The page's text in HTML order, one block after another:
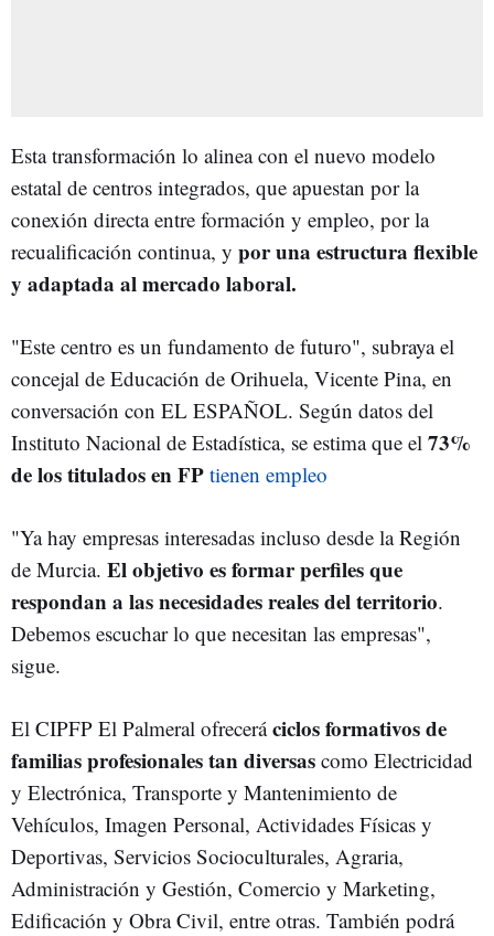
Esta transformación lo alinea con el nuevo modelo
estatal de centros integrados, que apuestan por la
conexión directa entre formación y empleo, por la
recualificación continua, y por una estructura flexible
y adaptada al mercado laboral.
"Este centro es un fundamento de futuro", subraya el
concejal de Educación de Orihuela, Vicente Pina, en
conversación con EL ESPAÑOL. Según datos del
Instituto Nacional de Estadística, se estima que el 73%
de los titulados en FP tienen empleo
"Ya hay empresas interesadas incluso desde la Región
de Murcia. El objetivo es formar perfiles que
respondan a las necesidades reales del territorio.
Debemos escuchar lo que necesitan las empresas",
sigue.
El CIPFP El Palmeral ofreceráciclos formativos de
familias profesionales tan diversas como Electricidad
y Electrónica, Transporte y Mantenimiento de
Vehículos, Imagen Personal, Actividades Físicas y
Deportivas, Servicios Socioculturales, Agraria,
Administración y Gestión, Comercio y Marketing,
Edificación y Obra Civil, entre otras. También podrá